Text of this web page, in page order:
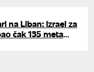
na Liban: Izrael za
čak 135 meta